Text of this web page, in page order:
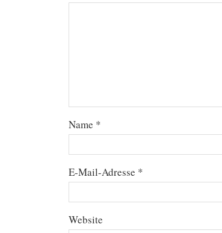
Name *
E-Mail-Adresse *
Website